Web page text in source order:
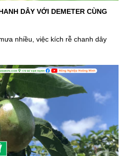
DÂY VỚI DEMETER CÙNG
nhiều, việc kích rễ chanh dây